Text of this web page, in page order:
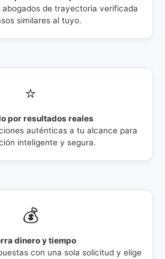
de trayectoria verificada
similares al tuyo.
⭐
por resultados reales
auténticas a tu alcance para
inteligente y segura.
💰
dinero y tiempo
con una sola solicitud y elige